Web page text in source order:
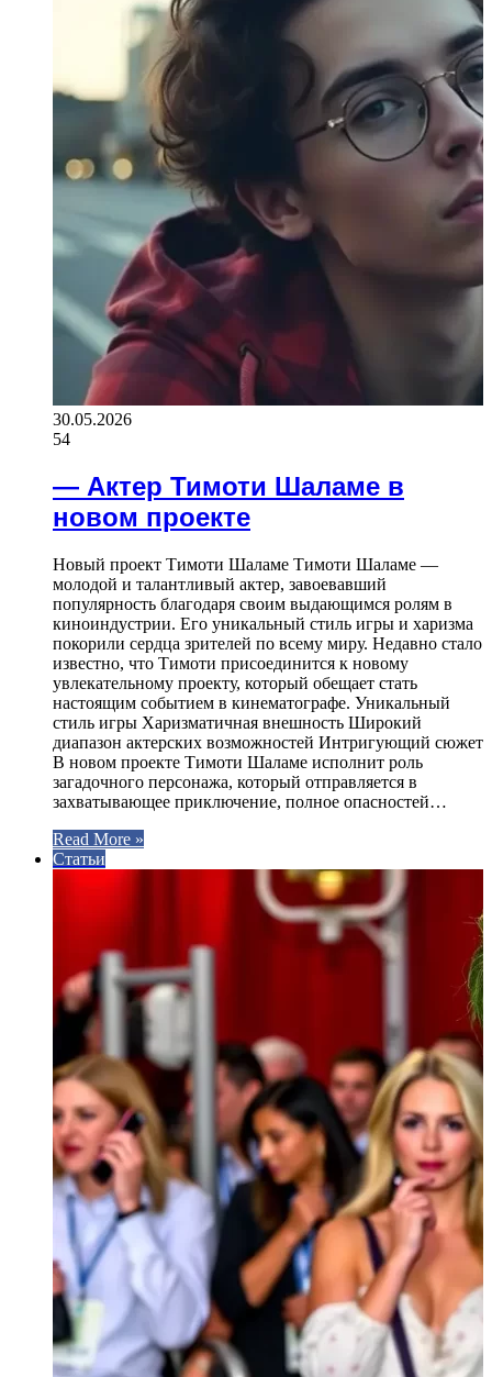
30.05.2026
54
— Актер Тимоти Шаламе в
новом проекте
Новый проект Тимоти Шаламе Тимоти Шаламе —
молодой и талантливый актер, завоевавший
популярность благодаря своим выдающимся ролям в
киноиндустрии. Его уникальный стиль игры и харизма
покорили сердца зрителей по всему миру. Недавно стало
известно, что Тимоти присоединится к новому
увлекательному проекту, который обещает стать
настоящим событием в кинематографе. Уникальный
стиль игры Харизматичная внешность Широкий
диапазон актерских возможностей Интригующий сюжет
В новом проекте Тимоти Шаламе исполнит роль
загадочного персонажа, который отправляется в
захватывающее приключение, полное опасностей…
Read More »
Статьи